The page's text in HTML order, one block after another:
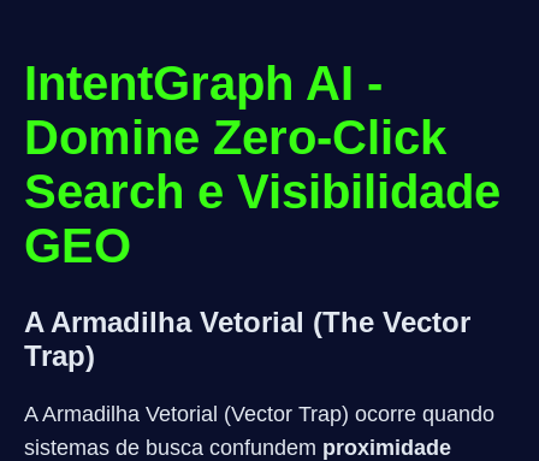
IntentGraph AI -
Domine Zero-Click
Search e Visibilidade
GEO
A Armadilha Vetorial (The Vector
Trap)
A Armadilha Vetorial (Vector Trap) ocorre quando
sistemas de busca confundem proximidade